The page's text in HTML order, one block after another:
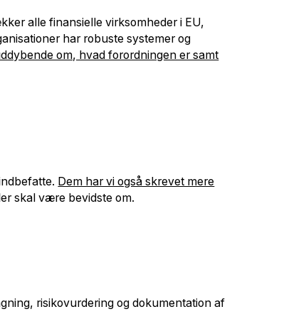
alle finansielle virksomheder i EU,
har robuste systemer og
om, hvad forordningen er samt
Dem har vi også skrevet mere
skal være bevidste om.
risikovurdering og dokumentation af